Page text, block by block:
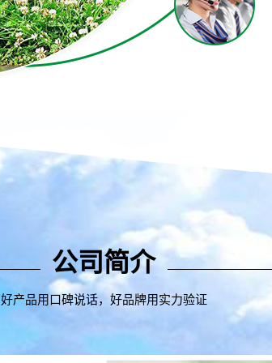
公司简介
好产品用口碑说话，好品牌用实力验证